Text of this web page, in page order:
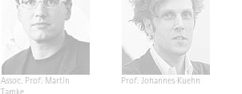
Assoc. Prof. Martin
Tamke
Prof. Johannes Kuehn